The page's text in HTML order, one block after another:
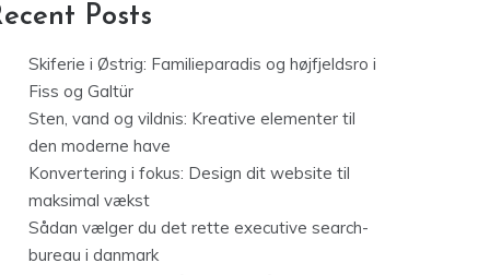
Posts
Skiferie i Østrig: Familieparadis og højfjeldsro i
Fiss og Galtür
Sten, vand og vildnis: Kreative elementer til
den moderne have
Konvertering i fokus: Design dit website til
maksimal vækst
Sådan vælger du det rette executive search-
bureau i danmark